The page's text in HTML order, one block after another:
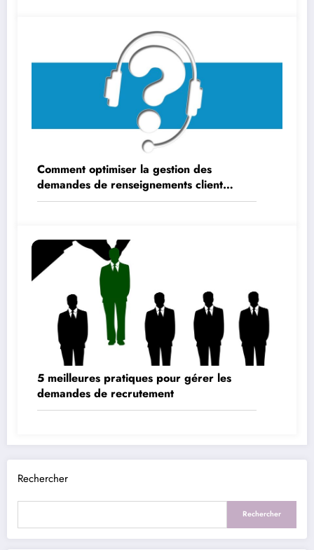
Comment optimiser la gestion des
demandes de renseignements client
internes
5 meilleures pratiques pour gérer les
demandes de recrutement
Rechercher
Rechercher